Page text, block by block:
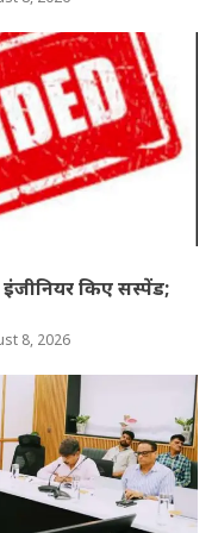
किए सस्पेंड;
8, 2026